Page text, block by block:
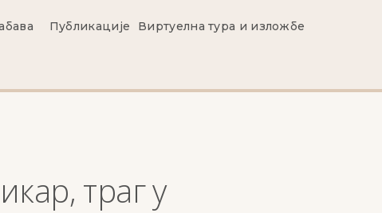
Публикације Виртуелна тура и изложбе
траг у